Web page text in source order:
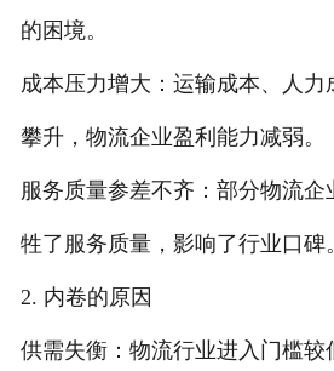
的困境。
成本压力增大：运输成本、人
攀升，物流企业盈利能力减弱。
服务质量参差不齐：部分物流
牲了服务质量，影响了行业口碑。
2. 内卷的原因
供需失衡：物流行业进入门槛较